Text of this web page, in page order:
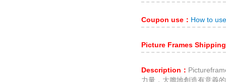
Coupon use： How to
Picture Frames
Description：
力量，大膽地創造有意義